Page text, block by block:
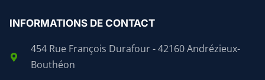
INFORMATIONS DE CONTACT
454 Rue François Durafour - 42160 Andrézieux-
Bouthéon